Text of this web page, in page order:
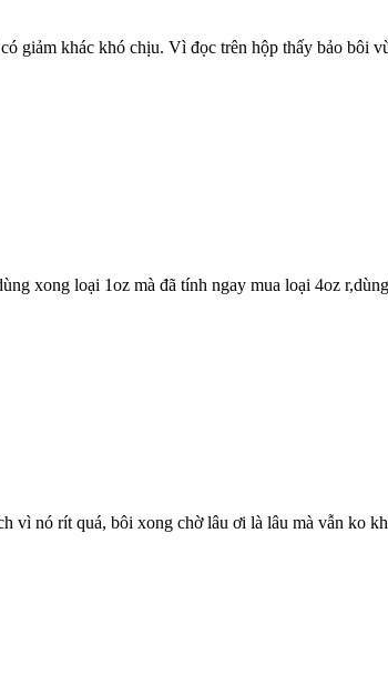
giảm khác khó chịu. Vì đọc trên hộp thấy bảo bôi
xong loại 1oz mà đã tính ngay mua loại 4oz
vì nó rít quá, bôi xong chờ lâu ơi là lâu mà vẫn ko